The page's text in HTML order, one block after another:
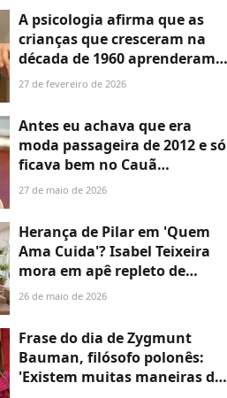
incessante pelo sucesso'
A psicologia afirma que as
crianças que cresceram na
década de 1960 aprenderam
uma versão de resiliência
moderna acidentalmente
eliminou de toda uma
geração
27 de fevereiro de 2026
Antes eu achava que era
moda passageira de 2012 e só
ficava bem no Cauã
Reymond, Jorginho em
com jeans esse tênis Adidas
cor uniforme da Nina
27 de maio de 2026
Herança de Pilar em 'Quem
Ama Cuida'? Isabel Teixeira
mora em apê repleto de
relíquias, desde um piano
no Brasil até edições
históricas de Guimarães Rosa
26 de maio de 2026
Frase do dia de Zygmunt
Bauman, filósofo polonês:
'Existem muitas maneiras de